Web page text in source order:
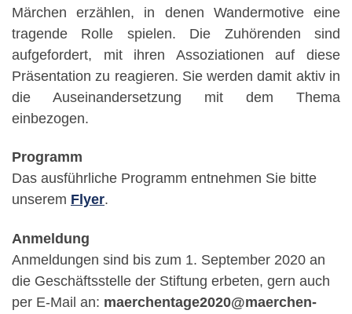
Märchen erzählen, in denen Wandermotive eine
tragende Rolle spielen. Die Zuhörenden sind
aufgefordert, mit ihren Assoziationen auf diese
Präsentation zu reagieren. Sie werden damit aktiv in
die Auseinandersetzung mit dem Thema
einbezogen.
Programm
Das ausführliche Programm entnehmen Sie bitte
unserem Flyer.
Anmeldung
Anmeldungen sind bis zum 1. September 2020 an
die Geschäftsstelle der Stiftung erbeten, gern auch
per E-Mail an: maerchentage2020@maerchen-